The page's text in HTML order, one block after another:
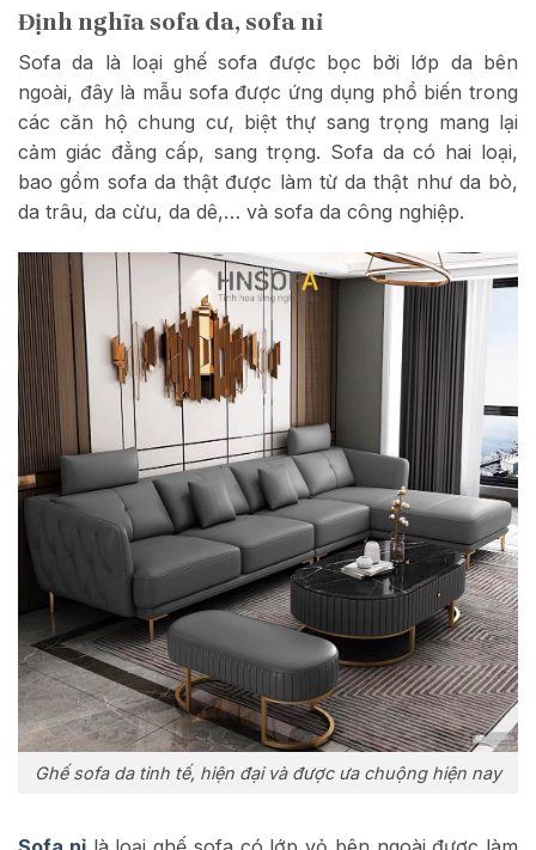
Định nghĩa sofa da, sofa nỉ
Sofa da là loại ghế sofa được bọc bởi lớp da bên
ngoài, đây là mẫu sofa được ứng dụng phổ biến trong
các căn hộ chung cư, biệt thự sang trọng mang lại
cảm giác đẳng cấp, sang trọng. Sofa da có hai loại,
bao gồm sofa da thật được làm từ da thật như da bò,
da trâu, da cừu, da dê,… và sofa da công nghiệp.
Ghế sofa da tinh tế, hiện đại và được ưa chuộng hiện nay